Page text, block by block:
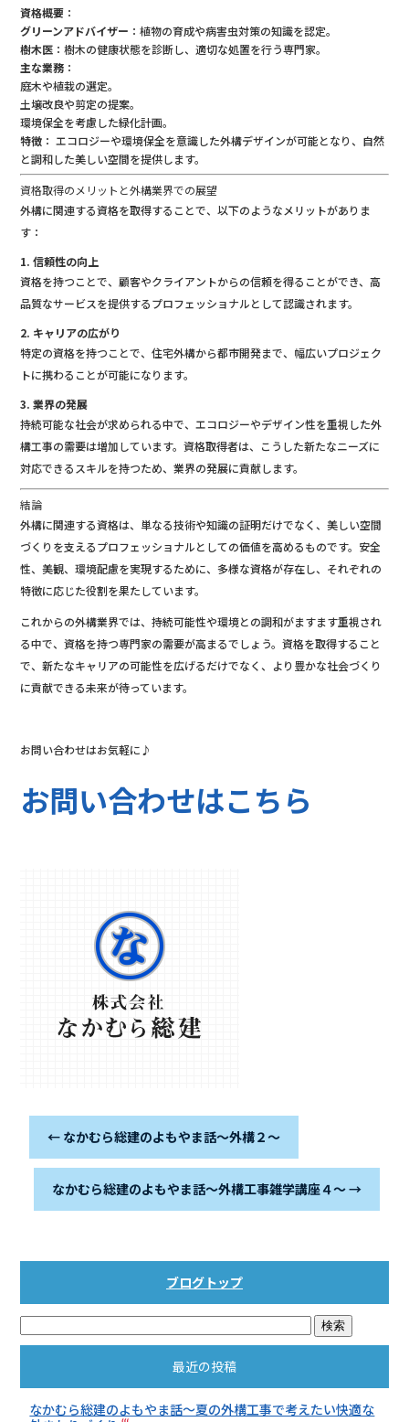
資格概要 ：
グリーンアドバイザー ：植物の育成や病害虫対策の知識を認定。
樹木医 ：樹木の健康状態を診断し、適切な処置を行う専門家。
主な業務 ：
庭木や植栽の選定。
土壌改良や剪定の提案。
環境保全を考慮した緑化計画。
特徴 ： エコロジーや環境保全を意識した外構デザインが可能となり、自然
と調和した美しい空間を提供します。
資格取得のメリットと外構業界での展望
外構に関連する資格を取得することで、以下のようなメリットがありま
す：
1. 信頼性の向上
資格を持つことで、顧客やクライアントからの信頼を得ることができ、高
品質なサービスを提供するプロフェッショナルとして認識されます。
2. キャリアの広がり
特定の資格を持つことで、住宅外構から都市開発まで、幅広いプロジェク
トに携わることが可能になります。
3. 業界の発展
持続可能な社会が求められる中で、エコロジーやデザイン性を重視した外
構工事の需要は増加しています。資格取得者は、こうした新たなニーズに
対応できるスキルを持つため、業界の発展に貢献します。
結論
外構に関連する資格は、単なる技術や知識の証明だけでなく、美しい空間
づくりを支えるプロフェッショナルとしての価値を高めるものです。安全
性、美観、環境配慮を実現するために、多様な資格が存在し、それぞれの
特徴に応じた役割を果たしています。
これからの外構業界では、持続可能性や環境との調和がますます重視され
る中で、資格を持つ専門家の需要が高まるでしょう。資格を取得すること
で、新たなキャリアの可能性を広げるだけでなく、より豊かな社会づくり
に貢献できる未来が待っています。
お問い合わせはお気軽に♪
お問い合わせはこちら
← なかむら総建のよもやま話～外構２～
なかむら総建のよもやま話～外構工事雑学講座４～→
ブログトップ
最近の投稿
なかむら総建のよもやま話～夏の外構工事で考えたい快適な